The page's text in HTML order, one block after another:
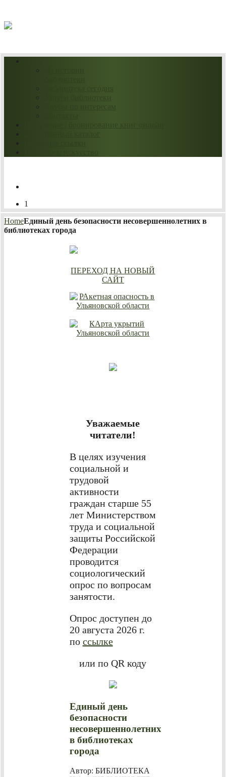
1
HomeЕдиный день безопасности несовершеннолетних в
библиотеках города
ПЕРЕХОД НА НОВЫЙ
САЙТ
Уважаемые
читатели!
В целях изучения
социальной и
трудовой
активности
граждан старше 55
лет Министерством
труда и социальной
защиты Российской
Федерации
проводится
социологический
опрос по вопросам
занятости.
Опрос доступен до
20 августа 2026 г.
по ссылке
или по QR коду
Единый день
безопасности
несовершеннолетних
в библиотеках
города
Автор: БИБЛИОТЕКА